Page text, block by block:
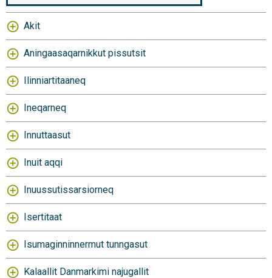
Akit
Aningaasaqarnikkut pissutsit
Ilinniartitaaneq
Ineqarneq
Innuttaasut
Inuit aqqi
Inuussutissarsiorneq
Isertitaat
Isumaginninnermut tunngasut
Kalaallit Danmarkimi najugallit